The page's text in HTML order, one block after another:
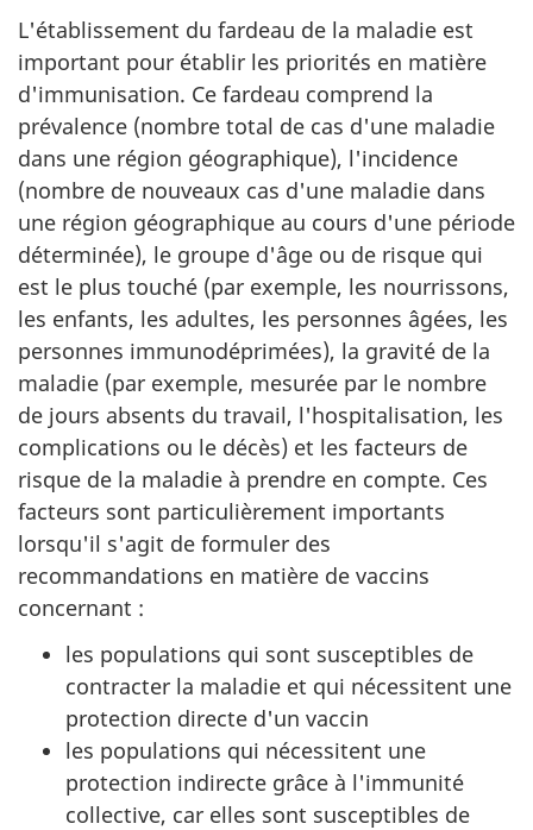
L'établissement du fardeau de la maladie est
important pour établir les priorités en matière
d'immunisation. Ce fardeau comprend la
prévalence (nombre total de cas d'une maladie
dans une région géographique), l'incidence
(nombre de nouveaux cas d'une maladie dans
une région géographique au cours d'une période
déterminée), le groupe d'âge ou de risque qui
est le plus touché (par exemple, les nourrissons,
les enfants, les adultes, les personnes âgées, les
personnes immunodéprimées), la gravité de la
maladie (par exemple, mesurée par le nombre
de jours absents du travail, l'hospitalisation, les
complications ou le décès) et les facteurs de
risque de la maladie à prendre en compte. Ces
facteurs sont particulièrement importants
lorsqu'il s'agit de formuler des
recommandations en matière de vaccins
concernant :
les populations qui sont susceptibles de
contracter la maladie et qui nécessitent une
protection directe d'un vaccin
les populations qui nécessitent une
protection indirecte grâce à l'immunité
collective, car elles sont susceptibles de